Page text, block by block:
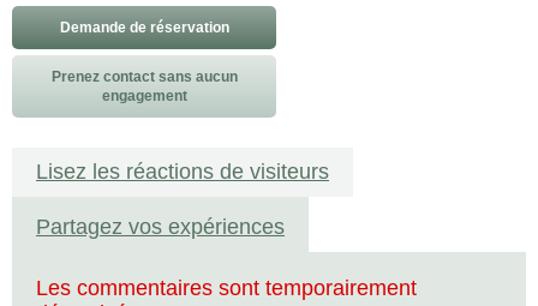
Demande de réservation
Prenez contact sans aucun
engagement
Lisez les réactions de visiteurs
Partagez vos expériences
Les commentaires sont temporairement